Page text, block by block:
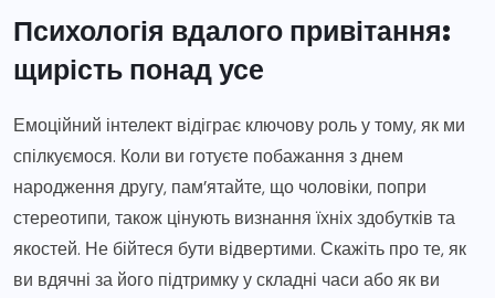
Психологія вдалого привітання:
щирість понад усе
Емоційний інтелект відіграє ключову роль у тому, як ми
спілкуємося. Коли ви готуєте побажання з днем
народження другу, пам’ятайте, що чоловіки, попри
стереотипи, також цінують визнання їхніх здобутків та
якостей. Не бійтеся бути відвертими. Скажіть про те, як
ви вдячні за його підтримку у складні часи або як ви